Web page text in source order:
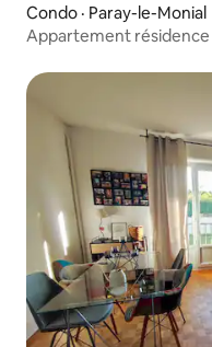
Condo · Paray-le-Monial